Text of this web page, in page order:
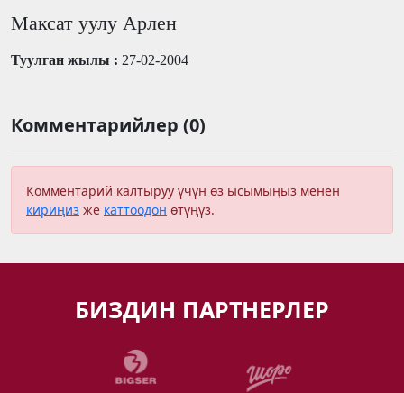
Максат уулу Арлен
Туулган жылы : 27-02-2004
Комментарийлер (0)
Комментарий калтыруу үчүн өз ысымыңыз менен
кириңиз же каттоодон өтүңүз.
БИЗДИН ПАРТНЕРЛЕР